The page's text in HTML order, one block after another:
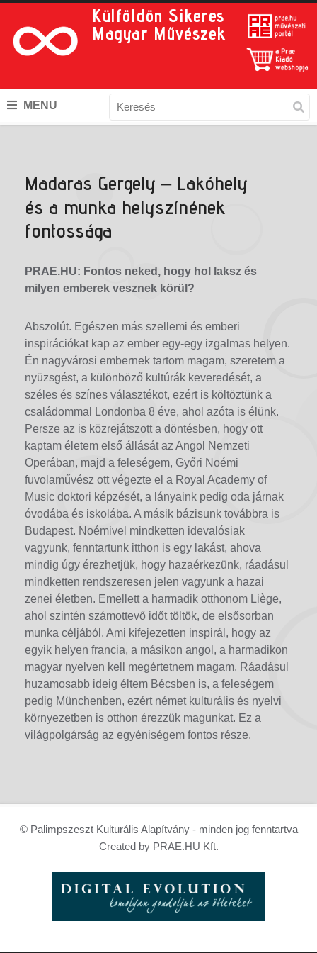
Külföldön Sikeres
Magyar Művészek
MENU
Madaras Gergely – Lakóhely
és a munka helyszínének
fontossága
PRAE.HU: Fontos neked, hogy hol laksz és
milyen emberek vesznek körül?
Abszolút. Egészen más szellemi és emberi
inspirációkat kap az ember egy-egy izgalmas helyen.
Én nagyvárosi embernek tartom magam, szeretem a
nyüzsgést, a különböző kultúrák keveredését, a
széles és színes választékot, ezért is költöztünk a
családommal Londonba 8 éve, ahol azóta is élünk.
Persze az is közrejátszott a döntésben, hogy ott
kaptam életem első állását az Angol Nemzeti
Operában, majd a feleségem, Győri Noémi
fuvolaművész ott végezte el a Royal Academy of
Music doktori képzését, a lányaink pedig oda járnak
óvodába és iskolába. A másik bázisunk továbbra is
Budapest. Noémivel mindketten idevalósiak
vagyunk, fenntartunk itthon is egy lakást, ahova
mindig úgy érezhetjük, hogy hazaérkezünk, ráadásul
mindketten rendszeresen jelen vagyunk a hazai
zenei életben. Emellett a harmadik otthonom Liège,
ahol szintén számottevő időt töltök, de elsősorban
munka céljából. Ami kifejezetten inspirál, hogy az
egyik helyen francia, a másikon angol, a harmadikon
magyar nyelven kell megértetnem magam. Ráadásul
huzamosabb ideig éltem Bécsben is, a feleségem
pedig Münchenben, ezért német kulturális és nyelvi
környezetben is otthon érezzük magunkat. Ez a
világpolgárság az egyéniségem fontos része.
© Palimpszeszt Kulturális Alapítvány - minden jog fenntartva
Created by PRAE.HU Kft.